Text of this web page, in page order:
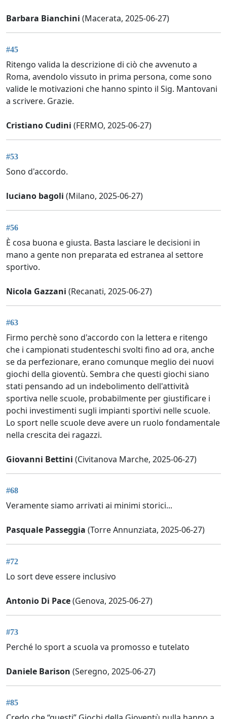
Barbara Bianchini (Macerata, 2025-06-27)
#45
Ritengo valida la descrizione di ciò che avvenuto a
Roma, avendolo vissuto in prima persona, come sono
valide le motivazioni che hanno spinto il Sig. Mantovani
a scrivere. Grazie.
Cristiano Cudini (FERMO, 2025-06-27)
#53
Sono d'accordo.
luciano bagoli (Milano, 2025-06-27)
#56
È cosa buona e giusta. Basta lasciare le decisioni in
mano a gente non preparata ed estranea al settore
sportivo.
Nicola Gazzani (Recanati, 2025-06-27)
#63
Firmo perchè sono d'accordo con la lettera e ritengo
che i campionati studenteschi svolti fino ad ora, anche
se da perfezionare, erano comunque meglio dei nuovi
giochi della gioventù. Sembra che questi giochi siano
stati pensando ad un indebolimento dell'attività
sportiva nelle scuole, probabilmente per giustificare i
pochi investimenti sugli impianti sportivi nelle scuole.
Lo sport nelle scuole deve avere un ruolo fondamentale
nella crescita dei ragazzi.
Giovanni Bettini (Civitanova Marche, 2025-06-27)
#68
Veramente siamo arrivati ai minimi storici...
Pasquale Passeggia (Torre Annunziata, 2025-06-27)
#72
Lo sort deve essere inclusivo
Antonio Di Pace(Genova, 2025-06-27)
#73
Perché lo sport a scuola va promosso e tutelato
Daniele Barison (Seregno, 2025-06-27)
#85